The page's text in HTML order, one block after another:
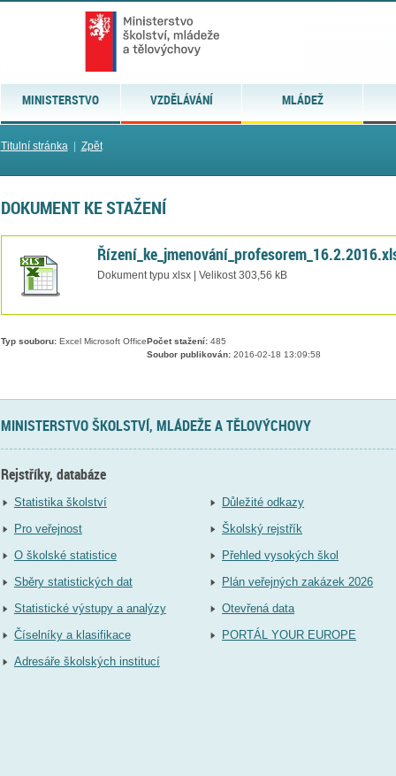
MINISTERSTVO VZDĚLÁVÁNÍ MLÁDEŽ
Titulní stránka| Zpět
DOKUMENT KE STAŽENÍ
Dokument typu xlsx | Velikost 303,56 kB
Typ souboru:Excel Microsoft Office Počet stažení:485
Soubor publikován:2016-02-18 13:09:58
MINISTERSTVO ŠKOLSTVÍ, MLÁDEŽE A TĚLOVÝCHOVY
Rejstříky, databáze
Statistika školství
Pro veřejnost
O školské statistice
Sběry statistických dat
Statistické výstupy a analýzy
Číselníky a klasifikace
Adresáře školských institucí
Důležité odkazy
Školský rejstřík
Přehled vysokých škol
Plán veřejných zakázek 2026
Otevřená data
PORTÁL YOUR EUROPE